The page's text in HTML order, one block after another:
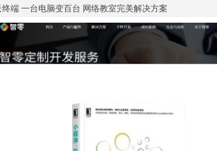
端 一台电脑变百台 网络教室完美解决方案
下一篇：台湾